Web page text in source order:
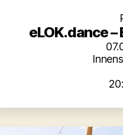
eLOK.dance